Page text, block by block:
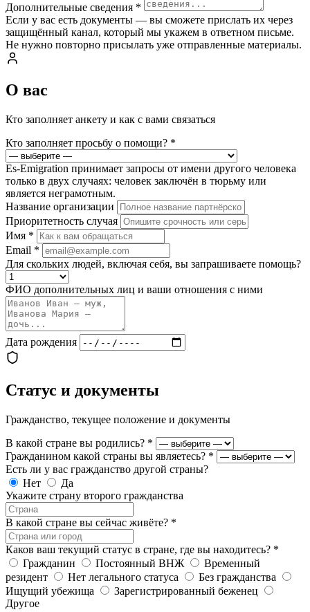
Дополнительные сведения *
Если у вас есть документы — вы сможете прислать их через
защищённый канал, который мы укажем в ответном письме.
Не нужно повторно присылать уже отправленные материалы.
О вас
Кто заполняет анкету и как с вами связаться
Кто заполняет просьбу о помощи? *
Es-Emigration принимает запросы от имени другого человека
только в двух случаях: человек заключён в тюрьму или
является неграмотным.
Название организации
Приоритетность случая
Имя *
Email *
Для скольких людей, включая себя, вы запрашиваете помощь?
ФИО дополнительных лиц и ваши отношения с ними
Дата рождения
Статус и документы
Гражданство, текущее положение и документы
В какой стране вы родились? *
Гражданином какой страны вы являетесь? *
Есть ли у вас гражданство другой страны?
Нет
Да
Укажите страну второго гражданства
В какой стране вы сейчас живёте? *
Каков ваш текущий статус в стране, где вы находитесь? *
Гражданин
Постоянный ВНЖ
Временный
резидент
Нет легального статуса
Без гражданства
Ищущий убежища
Зарегистрированный беженец
Другое